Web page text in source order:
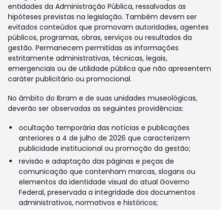
entidades da Administração Pública, ressalvadas as
hipóteses previstas na legislação. Também devem ser
evitados conteúdos que promovam autoridades, agentes
públicos, programas, obras, serviços ou resultados da
gestão. Permanecem permitidas as informações
estritamente administrativas, técnicas, legais,
emergenciais ou de utilidade pública que não apresentem
caráter publicitário ou promocional.
No âmbito do Ibram e de suas unidades museológicas,
deverão ser observadas as seguintes providências:
ocultação temporária das notícias e publicações
anteriores a 4 de julho de 2026 que caracterizem
publicidade institucional ou promoção da gestão;
revisão e adaptação das páginas e peças de
comunicação que contenham marcas, slogans ou
elementos da identidade visual do atual Governo
Federal, preservada a integridade dos documentos
administrativos, normativos e históricos;